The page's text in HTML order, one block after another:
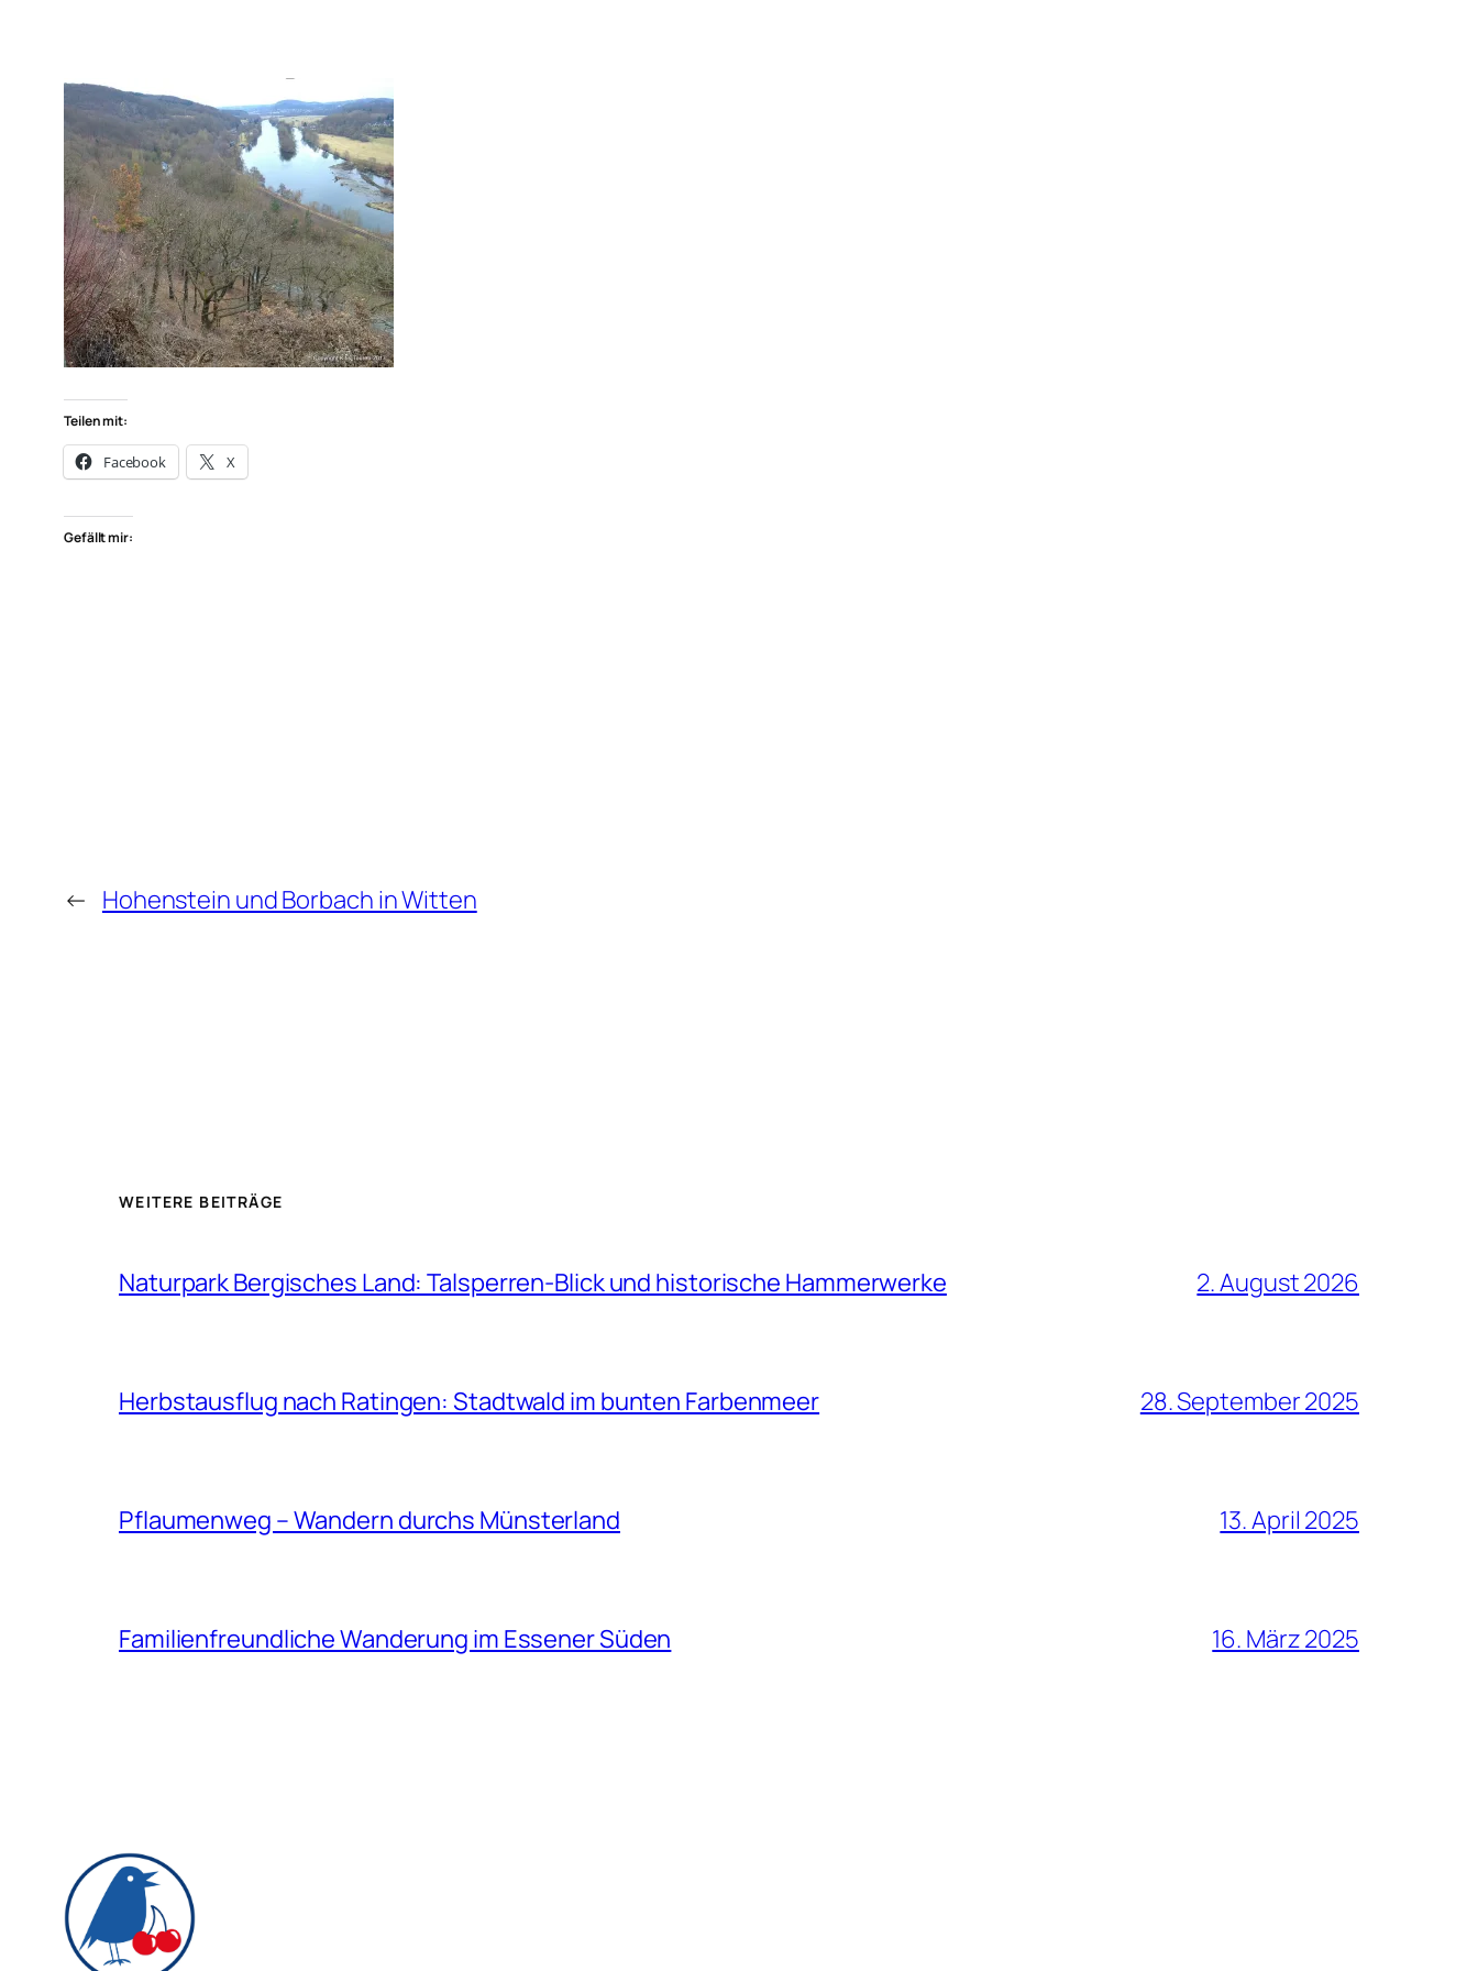
Teilen mit:
Facebook X
Gefällt mir:
← Hohenstein und Borbach in Witten
WEITERE BEITRÄGE
Naturpark Bergisches Land: Talsperren-Blick und historische Hammerwerke 2. August 2026
Herbstausflug nach Ratingen: Stadtwald im bunten Farbenmeer 28. September 2025
Pflaumenweg – Wandern durchs Münsterland 13. April 2025
Familienfreundliche Wanderung im Essener Süden 16. März 2025